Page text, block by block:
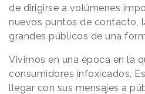
de dirigirse a volúmenes
nuevos puntos de contacto,
grandes públicos de una
Vivimos en una época en la
consumidores infoxicados.
llegar con sus mensajes a